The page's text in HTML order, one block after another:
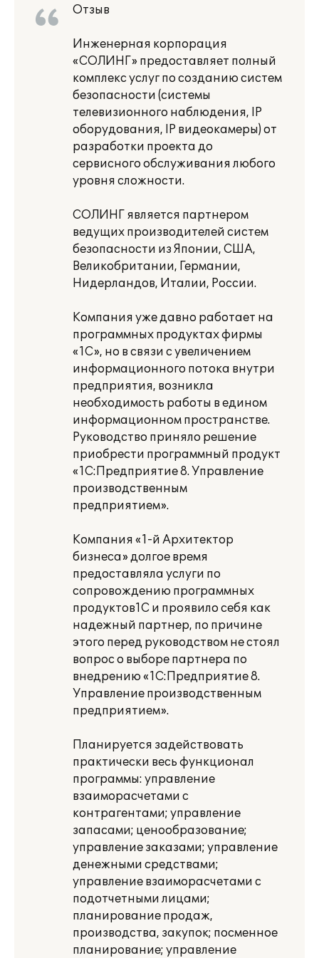
Отзыв
Инженерная корпорация
«СОЛИНГ» предоставляет полный
комплекс услуг по созданию систем
безопасности (системы
телевизионного наблюдения, IP
оборудования, IP видеокамеры) от
разработки проекта до
сервисного обслуживания любого
уровня сложности.
СОЛИНГ является партнером
ведущих производителей систем
безопасности из Японии, США,
Великобритании, Германии,
Нидерландов, Италии, России.
Компания уже давно работает на
программных продуктах фирмы
«1С», но в связи с увеличением
информационного потока внутри
предприятия, возникла
необходимость работы в едином
информационном пространстве.
Руководство приняло решение
приобрести программный продукт
«1С:Предприятие 8. Управление
производственным
предприятием».
Компания «1-й Архитектор
бизнеса» долгое время
предоставляла услуги по
сопровождению программных
продуктов1С и проявило себя как
надежный партнер, по причине
этого перед руководством не стоял
вопрос о выборе партнера по
внедрению «1С:Предприятие 8.
Управление производственным
предприятием».
Планируется задействовать
практически весь функционал
программы: управление
взаиморасчетами с
контрагентами; управление
запасами; ценообразование;
управление заказами; управление
денежными средствами;
управление взаиморасчетами с
подотчетными лицами;
планирование продаж,
производства, закупок; посменное
планирование; управление